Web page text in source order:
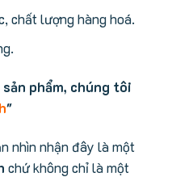
chất lượng hàng hoá.
phẩm, chúng tôi
"
nhìn nhận đây là một
chứ không chỉ là một